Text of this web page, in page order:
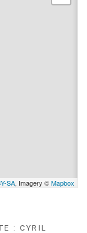
SA, Imagery ©Mapbox
: CYRIL